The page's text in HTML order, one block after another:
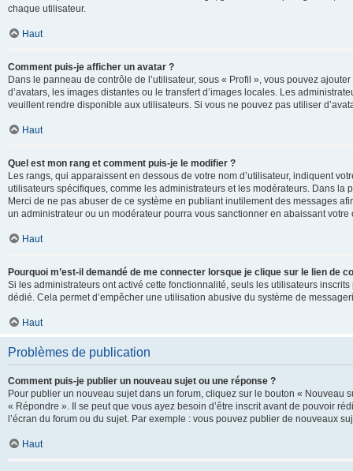
chaque utilisateur.
Haut
Comment puis-je afficher un avatar ?
Dans le panneau de contrôle de l’utilisateur, sous « Profil », vous pouvez
d’avatars, les images distantes ou le transfert d’images locales. Les
veuillent rendre disponible aux utilisateurs. Si vous ne pouvez pas utiliser
Haut
Quel est mon rang et comment puis-je le modifier ?
Les rangs, qui apparaissent en dessous de votre nom d’utilisateur, indiquent
utilisateurs spécifiques, comme les administrateurs et les modérateurs. Dans
Merci de ne pas abuser de ce système en publiant inutilement des messages
un administrateur ou un modérateur pourra vous sanctionner en abaissant votre
Haut
Pourquoi m’est-il demandé de me connecter lorsque je clique sur le lien de
Si les administrateurs ont activé cette fonctionnalité, seuls les utilisateurs
dédié. Cela permet d’empêcher une utilisation abusive du système de
Haut
Problèmes de publication
Comment puis-je publier un nouveau sujet ou une réponse ?
Pour publier un nouveau sujet dans un forum, cliquez sur le bouton «
« Répondre ». Il se peut que vous ayez besoin d’être inscrit avant de pouvoir
l’écran du forum ou du sujet. Par exemple : vous pouvez publier de nouveaux
Haut